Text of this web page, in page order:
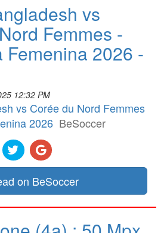
vs
Femmes -
Femenina 2026 -
12:32 PM
vs Corée du Nord Femmes
2026 BeSoccer
on BeSoccer